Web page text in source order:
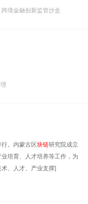
跨境金融创新监管沙盒
。内蒙古区块链研究院成立
培育、人才培养等工作，为
、人才、产业支撑]